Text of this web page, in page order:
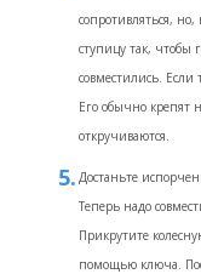
сопротивляться,
ступицу так, чтобы
совместились. Если
Его обычно крепят
откручиваются.
Достаньте
Теперь надо
Прикрутите
помощью ключа.